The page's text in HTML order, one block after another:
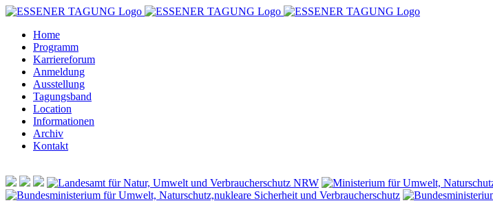
Zum
springenHome
Programm
Karriereforum
Anmeldung
Ausstellung
Tagungsband
Location
Informationen
Archiv
Kontakt